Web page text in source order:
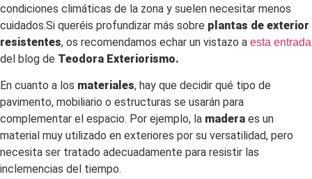
condiciones climáticas de la zona y suelen necesitar menos
cuidados.Si queréis profundizar más sobre plantas de exterior
resistentes, os recomendamos echar un vistazo a esta entrada
del blog de Teodora Exteriorismo.
En cuanto a los materiales, hay que decidir qué tipo de
pavimento, mobiliario o estructuras se usarán para
complementar el espacio. Por ejemplo, la madera es un
material muy utilizado en exteriores por su versatilidad, pero
necesita ser tratado adecuadamente para resistir las
inclemencias del tiempo.